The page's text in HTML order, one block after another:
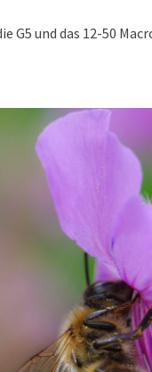
G5 und das 12-50